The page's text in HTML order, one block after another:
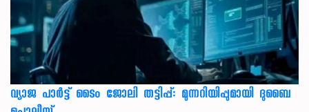
വ്യാജ പാർട്ട് ടൈം ജോലി തട്ടിപ്പ്: മുന്നറിയിപ്പുമായി ദുബൈ